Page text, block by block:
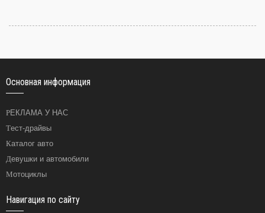
Основная информация
РЕКЛАМА У НАС
Тест-драйвы
Каталог авто
Девушки и автомобили
Мотоциклы
Навигация по сайту